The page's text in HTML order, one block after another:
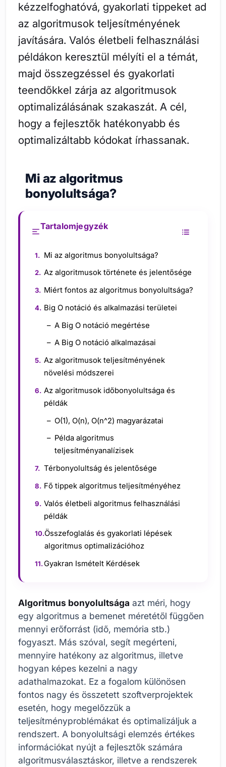
kézzelfoghatóvá, gyakorlati tippeket ad
az algoritmusok teljesítményének
javítására. Valós életbeli felhasználási
példákon keresztül mélyíti el a témát,
majd összegzéssel és gyakorlati
teendőkkel zárja az algoritmusok
optimalizálásának szakaszát. A cél,
hogy a fejlesztők hatékonyabb és
optimalizáltabb kódokat írhassanak.
Mi az algoritmus
bonyolultsága?
Tartalomjegyzék
Mi az algoritmus bonyolultsága?
Az algoritmusok története és jelentősége
Miért fontos az algoritmus bonyolultsága?
Big O notáció és alkalmazási területei
A Big O notáció megértése
A Big O notáció alkalmazásai
Az algoritmusok teljesítményének
növelési módszerei
Az algoritmusok időbonyolultsága és
példák
O(1), O(n), O(n^2) magyarázatai
Példa algoritmus
teljesítményanalízisek
Térbonyolultság és jelentősége
Fő tippek algoritmus teljesítményéhez
Valós életbeli algoritmus felhasználási
példák
Összefoglalás és gyakorlati lépések
algoritmus optimalizációhoz
Gyakran Ismételt Kérdések
Algoritmus bonyolultsága azt méri, hogy
egy algoritmus a bemenet méretétől függően
mennyi erőforrást (idő, memória stb.)
fogyaszt. Más szóval, segít megérteni,
mennyire hatékony az algoritmus, illetve
hogyan képes kezelni a nagy
adathalmazokat. Ez a fogalom különösen
fontos nagy és összetett szoftverprojektek
esetén, hogy megelőzzük a
teljesítményproblémákat és optimalizáljuk a
rendszert. A bonyolultsági elemzés értékes
információkat nyújt a fejlesztők számára
algoritmusválasztáskor, illetve a rendszerek